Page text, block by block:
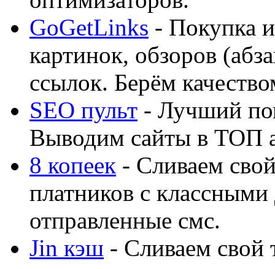
GoGetLinks - Покупка
картинок, обзоров
ссылок. Берём
SEO пульт - Лучший
Выводим сайты в ТОП
8 копеек - Сливаем
платников с
отправленные смс.
Jin кэш - Сливаем свой